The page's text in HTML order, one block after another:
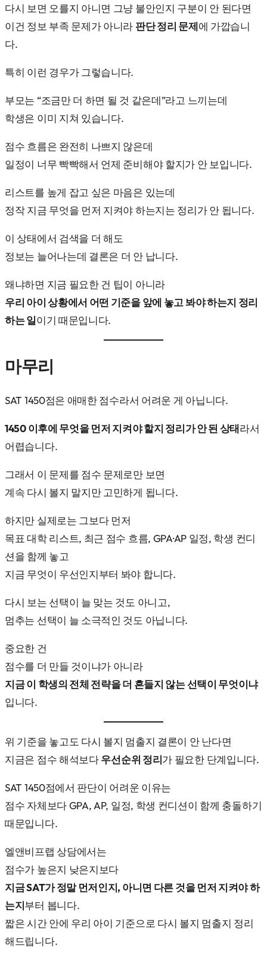
다시 보면 오를지 아니면 그냥 불안인지 구분이 안 된다면
이건 정보 부족 문제가 아니라 판단 정리 문제에 가깝습니
다.
특히 이런 경우가 그렇습니다.
부모는 “조금만 더 하면 될 것 같은데”라고 느끼는데
학생은 이미 지쳐 있습니다.
점수 흐름은 완전히 나쁘지 않은데
일정이 너무 빡빡해서 언제 준비해야 할지가 안 보입니다.
리스트를 높게 잡고 싶은 마음은 있는데
정작 지금 무엇을 먼저 지켜야 하는지는 정리가 안 됩니다.
이 상태에서 검색을 더 해도
정보는 늘어나는데 결론은 더 안 납니다.
왜냐하면 지금 필요한 건 팁이 아니라
우리 아이 상황에서 어떤 기준을 앞에 놓고 봐야 하는지 정리
하는 일이기 때문입니다.
마무리
SAT 1450점은 애매한 점수라서 어려운 게 아닙니다.
1450 이후에 무엇을 먼저 지켜야 할지 정리가 안 된 상태라서
어렵습니다.
그래서 이 문제를 점수 문제로만 보면
계속 다시 볼지 말지만 고민하게 됩니다.
하지만 실제로는 그보다 먼저
목표 대학 리스트, 최근 점수 흐름, GPA·AP 일정, 학생 컨디
션을 함께 놓고
지금 무엇이 우선인지부터 봐야 합니다.
다시 보는 선택이 늘 맞는 것도 아니고,
멈추는 선택이 늘 소극적인 것도 아닙니다.
중요한 건
점수를 더 만들 것이냐가 아니라
지금 이 학생의 전체 전략을 더 흔들지 않는 선택이 무엇이냐
입니다.
위 기준을 놓고도 다시 볼지 멈출지 결론이 안 난다면
지금은 점수 해석보다우선순위 정리가 필요한 단계입니다.
SAT 1450점에서 판단이 어려운 이유는
점수 자체보다 GPA, AP, 일정, 학생 컨디션이 함께 충돌하기
때문입니다.
엘앤비프랩 상담에서는
점수가 높은지 낮은지보다
지금 SAT가 정말 먼저인지, 아니면 다른 것을 먼저 지켜야 하
는지부터 봅니다.
짧은 시간 안에 우리 아이 기준으로 다시 볼지 멈출지 정리
해드립니다.